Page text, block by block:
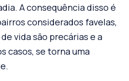
A consequência disso é
considerados favelas,
vida são precárias e a
casos, se torna uma